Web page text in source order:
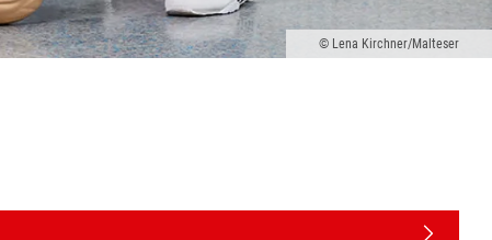
Lena Kirchner/Malteser